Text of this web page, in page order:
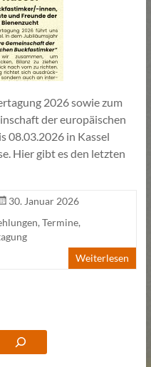
2026 sowie zum
der europäischen
08.03.2026 in Kassel
Hier gibt es den letzten
30. Januar 2026
, Termine,
Weiterlesen